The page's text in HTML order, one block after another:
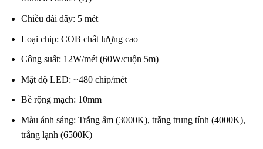
Chiều dài dây: 5 mét
Loại chip: COB chất lượng cao
Công suất: 12W/mét (60W/cuộn 5m)
Mật độ LED: ~480 chip/mét
Bề rộng mạch: 10mm
Màu ánh sáng: Trắng ấm (3000K), trắng trung tính (4000K),
trắng lạnh (6500K)